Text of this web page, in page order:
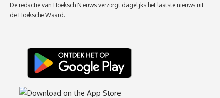
De redactie van Hoeksch Nieuws verzorgt dagelijks het laatste nieuws uit
de Hoeksche Waard.